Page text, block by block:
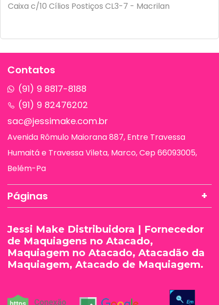
Caixa c/10 Cílios Postiços CL3-7 - Macrilan
Contatos
(91) 9 8817-8188
(91) 9 82476202
sac@jessimake.com.br
Avenida Rômulo Maiorana 887, Entre Travessa
Humaitá e Travessa Vileta, Marco, Cep 66093005,
Belém-Pa
Páginas
Jessi Make Distribuidora | Fornecedor
de Maquiagens no Atacado,
Maquiagem no Atacado, Atacadão da
Maquiagem, Atacado de Maquiagem.